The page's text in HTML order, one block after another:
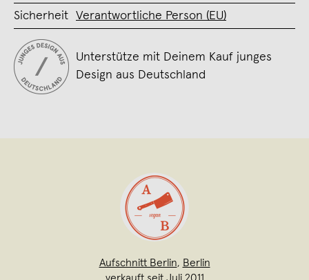
Sicherheit Verantwortliche Person (EU)
Unterstütze mit Deinem Kauf junges
Design aus Deutschland
Aufschnitt Berlin, Berlin